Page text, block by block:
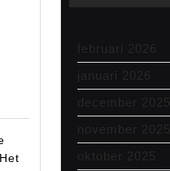
grondverf
is
februari 2026
januari 2026
december 2025
november 2025
oktober 2025